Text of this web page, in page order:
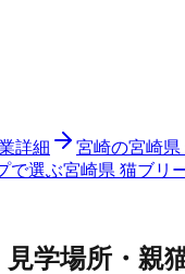
詳細 宮崎の宮崎県
で選ぶ宮崎県 猫ブリ
学場所・親